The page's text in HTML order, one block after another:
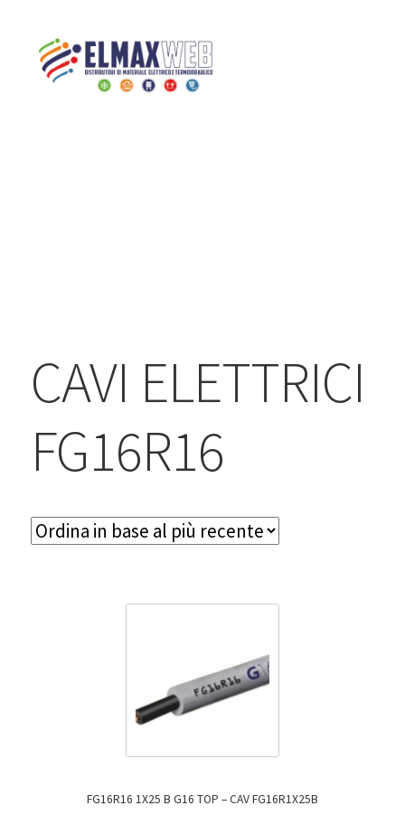
Servizi
Contatti & Assistenza
Home Shop
CAVI ELETTRICI
FG16R16
FG16R16 1X25 B G16 TOP – CAV FG16R1X25B